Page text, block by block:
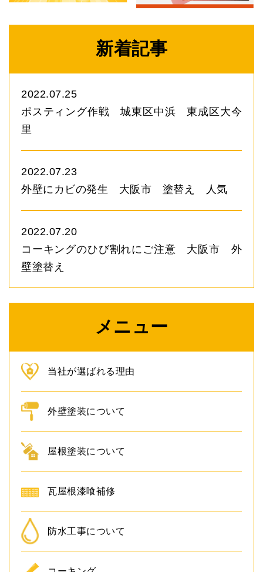
新着記事
2022.07.25
ポスティング作戦 城東区中浜 東成区大今
里
2022.07.23
外壁にカビの発生 大阪市 塗替え 人気
2022.07.20
コーキングのひび割れにご注意 大阪市 外
壁塗替え
メニュー
当社が選ばれる理由
外壁塗装について
屋根塗装について
瓦屋根漆喰補修
防水工事について